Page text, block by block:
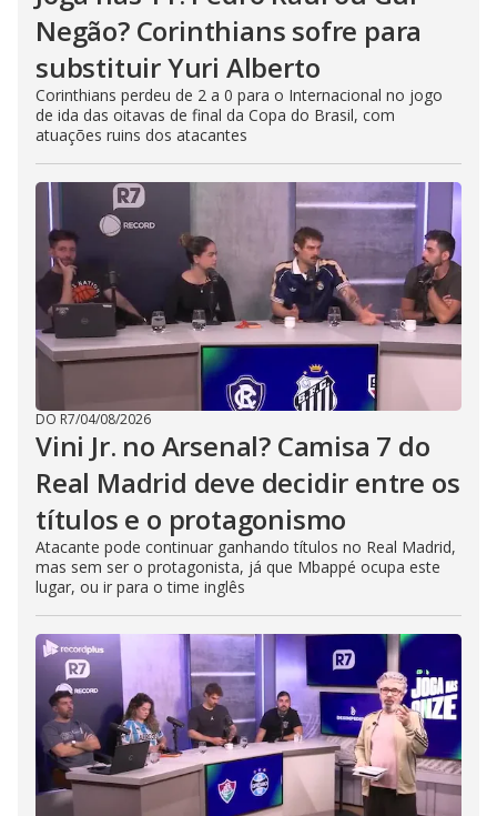
Negão? Corinthians sofre para
substituir Yuri Alberto
Corinthians perdeu de 2 a 0 para o Internacional no jogo
de ida das oitavas de final da Copa do Brasil, com
atuações ruins dos atacantes
DO R7/04/08/2026
Vini Jr. no Arsenal? Camisa 7 do
Real Madrid deve decidir entre os
títulos e o protagonismo
Atacante pode continuar ganhando títulos no Real Madrid,
mas sem ser o protagonista, já que Mbappé ocupa este
lugar, ou ir para o time inglês